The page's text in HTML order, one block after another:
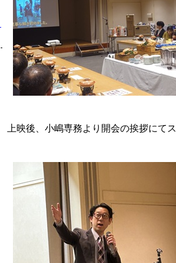
上映後、小嶋専務より開会の挨拶にて